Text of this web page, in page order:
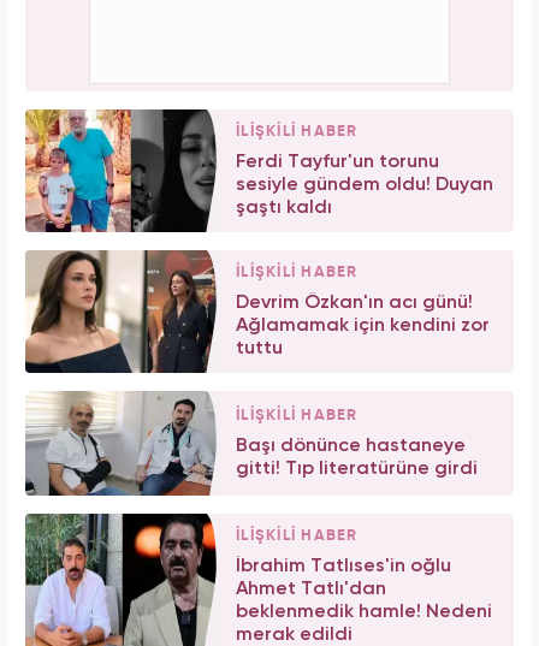
İLİŞKİLİ HABER
Ferdi Tayfur'un torunu
sesiyle gündem oldu! Duyan
şaştı kaldı
İLİŞKİLİ HABER
Devrim Özkan'ın acı günü!
Ağlamamak için kendini zor
tuttu
İLİŞKİLİ HABER
Başı dönünce hastaneye
gitti! Tıp literatürüne girdi
İLİŞKİLİ HABER
İbrahim Tatlıses'in oğlu
Ahmet Tatlı'dan
beklenmedik hamle! Nedeni
merak edildi